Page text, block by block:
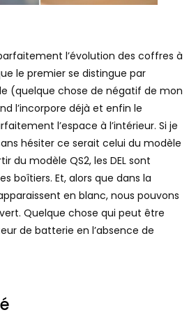
l’évolution des coffres à
le premier se distingue par
(quelque chose de négatif de mon
l’incorpore déjà et enfin le
l’espace à l’intérieur. Si je
hésiter ce serait celui du modèle
du modèle QS2, les DEL sont
boîtiers. Et, alors que dans la
en blanc, nous pouvons
Quelque chose qui peut être
de batterie en l’absence de